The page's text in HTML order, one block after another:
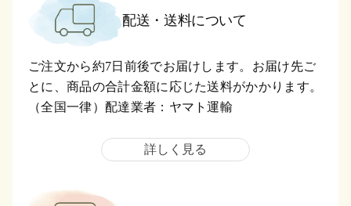
配送・送料について
ご注文から約7日前後でお届けします。お届け先ご
とに、商品の合計金額に応じた送料がかかります。
（全国一律）配達業者：ヤマト運輸
詳しく見る